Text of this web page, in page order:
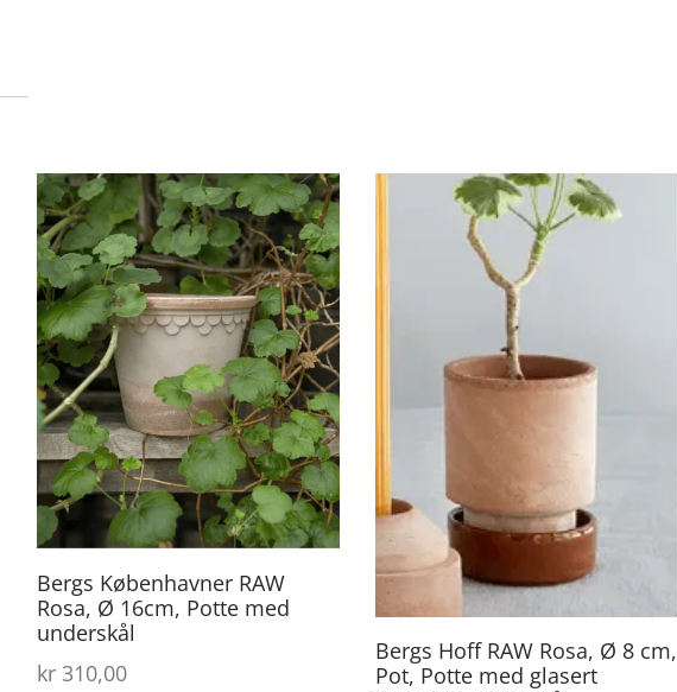
Bergs Københavner RAW
Rosa, Ø 16cm, Potte med
underskål
kr 310,00
Bergs Hoff RAW Rosa, Ø 8 cm,
Pot, Potte med glasert